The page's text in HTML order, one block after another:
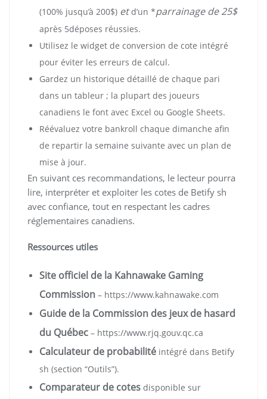
(100% jusqu’à 200$) etd’un *parrainage de 25$
après 5déposes réussies.
Utilisez le widget de conversion de cote intégré
pour éviter les erreurs de calcul.
Gardez un historique détaillé de chaque pari
dans un tableur ; la plupart des joueurs
canadiens le font avec Excel ou Google Sheets.
Réévaluez votre bankroll chaque dimanche afin
de repartir la semaine suivante avec un plan de
mise à jour.
En suivant ces recommandations, le lecteur pourra
lire, interpréter et exploiter les cotes de Betify sh
avec confiance, tout en respectant les cadres
réglementaires canadiens.
Ressources utiles
Site officiel de la Kahnawake Gaming
Commission – https://www.kahnawake.com
Guide de la Commission des jeux de hasard
du Québec – https://www.rjq.gouv.qc.ca
Calculateur de probabilité intégré dans Betify
sh (section “Outils”).
Comparateur de cotes disponible sur